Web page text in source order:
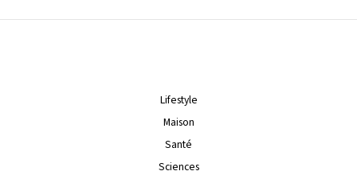
Lifestyle
Maison
Santé
Sciences